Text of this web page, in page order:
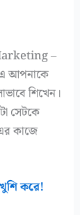
–
আপনাকে
শিখেন।
সেটকে
কাজে
করে!